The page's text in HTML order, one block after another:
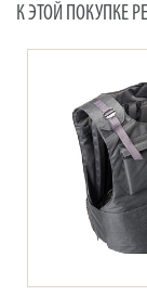
К ЭТОЙ ПОКУПКЕ